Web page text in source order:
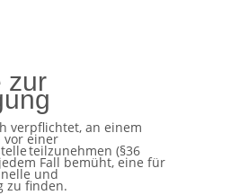
zur
verpflichtet, an einem
vor einer
teilzunehmen (§36
Fall bemüht, eine für
und
zu finden.